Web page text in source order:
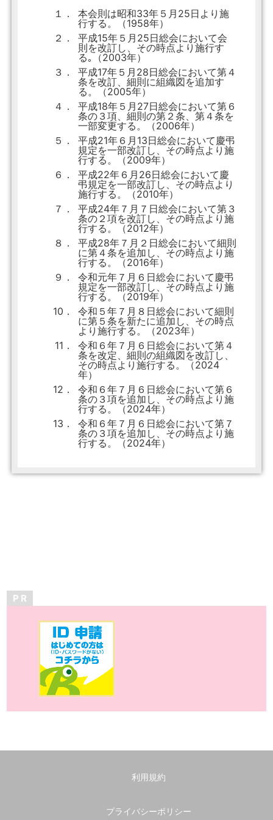
１．
本会則は昭和33年５月25日より施
行する。（1958年）
２．
平成15年５月25日総会において会
則を改訂し、その時点より施行す
る｡（2003年）
３．
平成17年５月28日総会において第４
条を改訂、細則に組織図を追加す
る。（2005年）
４．
平成18年５月27日総会において第６
条の３項、細則の第２条、第４条を
一部変更する。（2006年）
５．
平成21年６月13日総会において慶弔
規定を一部改訂し、その時点より施
行する。（2009年）
６．
平成22年６月26日総会において慶
弔規定を一部改訂し、その時点より
施行する。（2010年）
７．
平成24年７月７日総会において第３
条の２項を改訂し、その時点より施
行する。（2012年）
８．
平成28年７月２日総会において細則
に第４条を追加し、その時点より施
行する。（2016年）
９．
令和元年７月６日総会において慶弔
規定を一部改訂し、その時点より施
行する。（2019年）
10．
令和５年７月８日総会において細則
に第５条を新たに追加し、その時点
より施行する。（2023年）
11．
令和６年７月６日総会において第４
条を改定、細則の組織図を改訂し、
その時点より施行する。（2024
年）
12．
令和６年７月６日総会において第６
条の３項を追加し、その時点より施
行する。（2024年）
13．
令和６年７月６日総会において第７
条の３項を追加し、その時点より施
行する。（2024年）
P R
利用規約
プライバシーポリシー